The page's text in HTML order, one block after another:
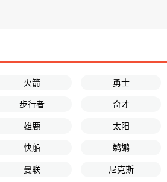
火箭 勇士
步行者 奇才
雄鹿 太阳
快船 鹈鹕
曼联 尼克斯